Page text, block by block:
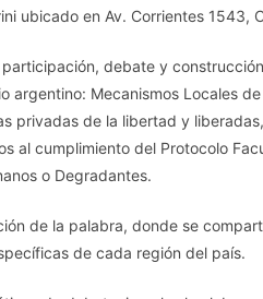
ubicado en Av. Corrientes 1543,
debate y
argentino: Mecanismos Locales
privadas de la libertad y
al cumplimiento del Protocolo
o Degradantes.
de la palabra, donde se
de cada región del país.